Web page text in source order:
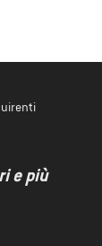
e più